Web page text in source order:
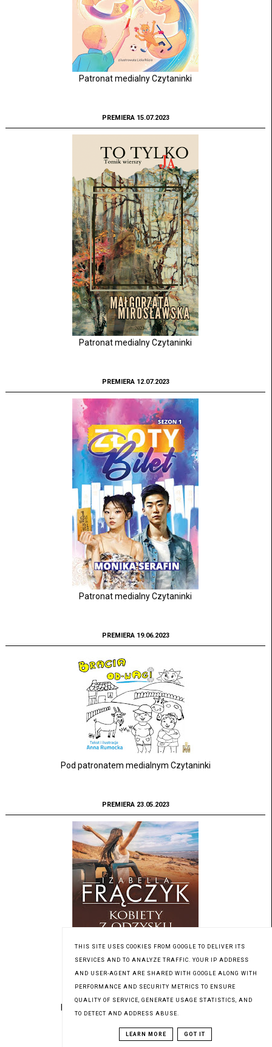
Patronat medialny Czytaninki
PREMIERA 15.07.2023
Patronat medialny Czytaninki
PREMIERA 12.07.2023
Patronat medialny Czytaninki
PREMIERA 19.06.2023
Pod patronatem medialnym Czytaninki
PREMIERA 23.05.2023
THIS SITE USES COOKIES FROM GOOGLE TO DELIVER ITS
SERVICES AND TO ANALYZE TRAFFIC. YOUR IP ADDRESS
AND USER-AGENT ARE SHARED WITH GOOGLE ALONG WITH
PERFORMANCE AND SECURITY METRICS TO ENSURE
QUALITY OF SERVICE, GENERATE USAGE STATISTICS, AND
TO DETECT AND ADDRESS ABUSE.
LEARN MORE GOT IT